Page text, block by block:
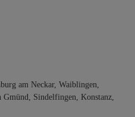
am Neckar, Waiblingen,
Sindelfingen, Konstanz,